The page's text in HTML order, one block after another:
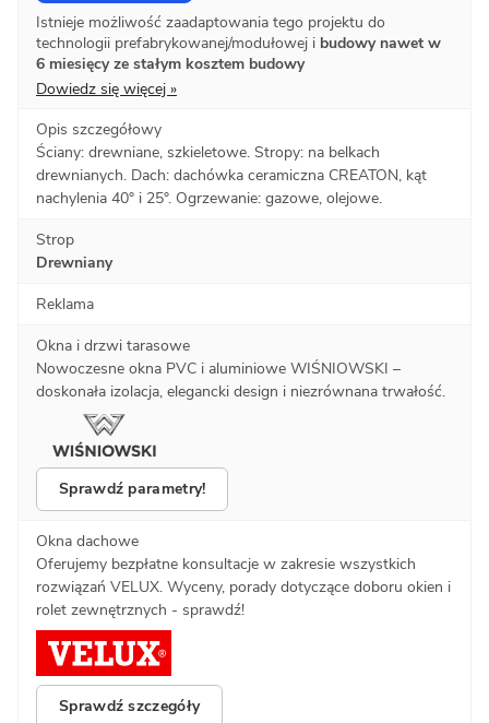
Istnieje możliwość zaadaptowania tego projektu do
technologii prefabrykowanej/modułowej i budowy nawet w
6 miesięcy ze stałym kosztem budowy
Dowiedz się więcej »
Opis szczegółowy
Ściany: drewniane, szkieletowe. Stropy: na belkach
drewnianych. Dach: dachówka ceramiczna CREATON, kąt
nachylenia 40° i 25°. Ogrzewanie: gazowe, olejowe.
Strop
Drewniany
Reklama
Okna i drzwi tarasowe
Nowoczesne okna PVC i aluminiowe WIŚNIOWSKI –
doskonała izolacja, elegancki design i niezrównana trwałość.
Sprawdź parametry!
Okna dachowe
Oferujemy bezpłatne konsultacje w zakresie wszystkich
rozwiązań VELUX. Wyceny, porady dotyczące doboru okien i
rolet zewnętrznych - sprawdź!
Sprawdź szczegóły